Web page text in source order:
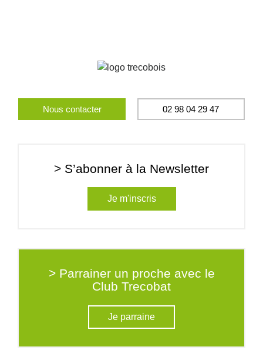
Nous contacter 02 98 04 29 47
> S’abonner à la Newsletter
Je m'inscris
> Parrainer un proche avec le
Club Trecobat
Je parraine